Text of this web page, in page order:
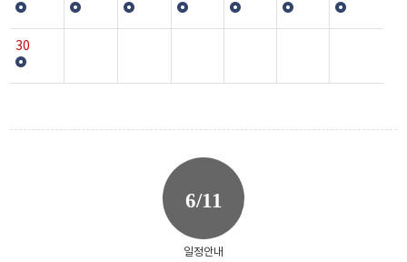
30
6/11
일정안내